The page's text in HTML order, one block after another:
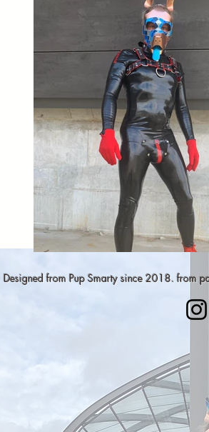
Designed from Pup Smarty since 2018. from